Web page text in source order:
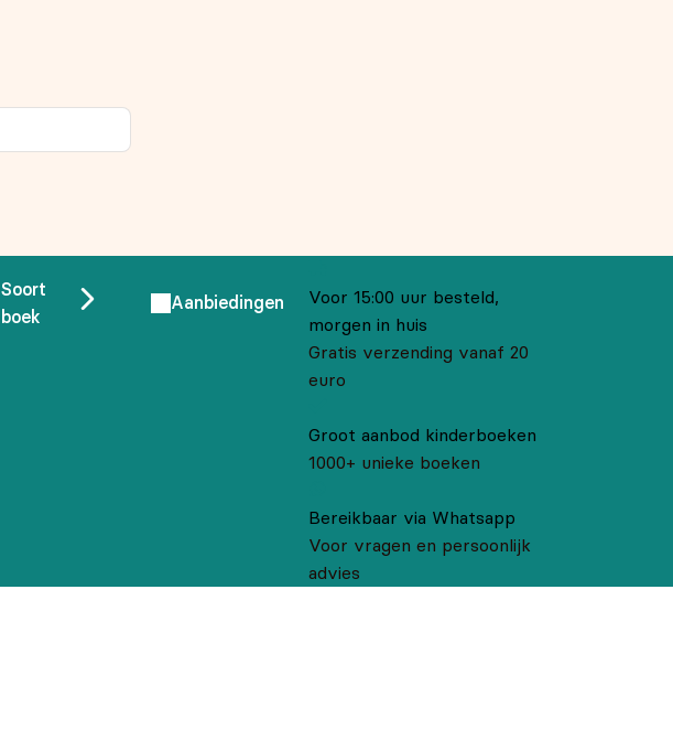
Soort
boek
Aanbiedingen
Voor 15:00 uur besteld,
morgen in huis
Gratis verzending vanaf 20
euro
Groot aanbod kinderboeken
1000+ unieke boeken
Bereikbaar via Whatsapp
Voor vragen en persoonlijk
advies